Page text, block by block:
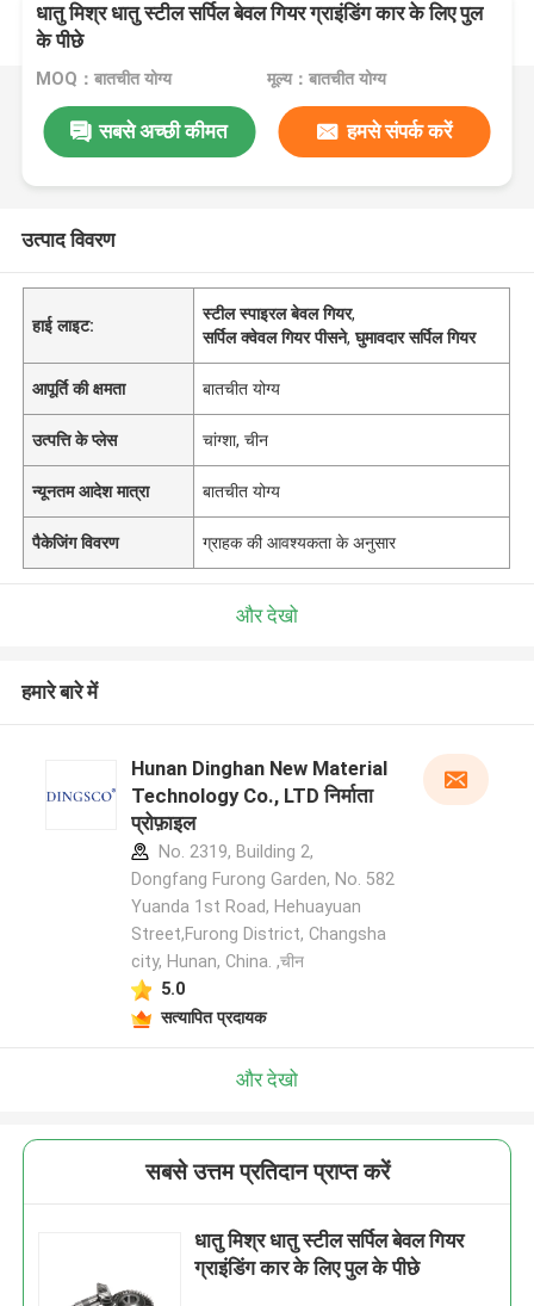
धातु मिश्र धातु स्टील सर्पिल बेवल गियर ग्राइंडिंग कार के लिए पुल
के पीछे
MOQ：बातचीत योग्य मूल्य：बातचीत योग्य
सबसे अच्छी कीमत हमसे संपर्क करें
उत्पाद विवरण
हाई लाइट:
स्टील स्पाइरल बेवल गियर,
सर्पिल क्वेवल गियर पीसने,घुमावदार सर्पिल गियर
आपूर्ति की क्षमता बातचीत योग्य
उत्पत्ति के प्लेस चांग्शा, चीन
न्यूनतम आदेश मात्रा बातचीत योग्य
पैकेजिंग विवरण ग्राहक की आवश्यकता के अनुसार
और देखो
हमारे बारे में
Hunan Dinghan New Material
Technology Co., LTD निर्माता
प्रोफ़ाइल
No. 2319, Building 2,
Dongfang Furong Garden, No. 582
Yuanda 1st Road, Hehuayuan
Street,Furong District, Changsha
city, Hunan, China. ,चीन
5.0
सत्यापित प्रदायक
और देखो
सबसे उत्तम प्रतिदान प्राप्त करें
धातु मिश्र धातु स्टील सर्पिल बेवल गियर
ग्राइंडिंग कार के लिए पुल के पीछे